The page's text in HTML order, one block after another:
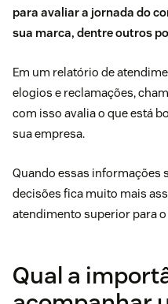
para avaliar a jornada do
sua marca, dentre outros
Em um relatório de
elogios e reclamações,
com isso avalia o que está
sua empresa.
Quando essas informações
decisões fica muito mais
atendimento superior para
Qual a